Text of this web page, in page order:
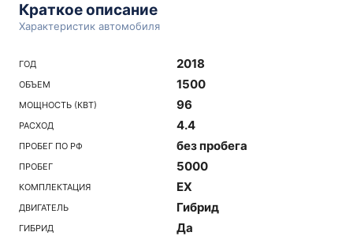
Краткое описание
Характеристик автомобиля
ГОД 2018
ОБЪЕМ 1500
МОЩНОСТЬ (КВТ) 96
РАСХОД 4.4
ПРОБЕГ ПО РФ без пробега
ПРОБЕГ 5000
КОМПЛЕКТАЦИЯ EX
ДВИГАТЕЛЬ Гибрид
ГИБРИД Да